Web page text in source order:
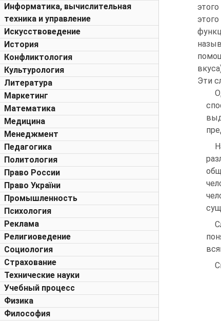
Информатика, вычислительная
техника и управление
Искусствоведение
История
Конфликтология
Культурология
Литература
Маркетинг
Математика
Медицина
Менеджмент
Педагогика
Политология
Право России
Право України
Промышленность
Психология
Реклама
Религиоведение
Социология
Страхование
Технические науки
Учебный процесс
Физика
Философия
Эти